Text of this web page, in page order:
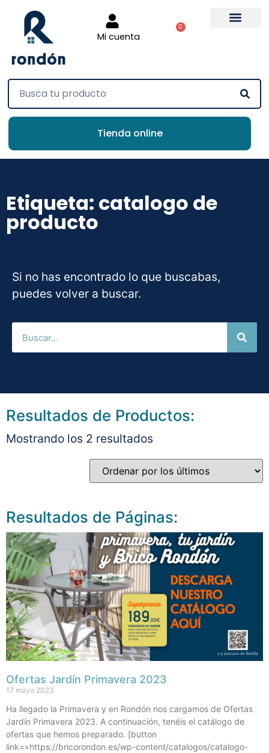
Mi cuenta
0
Tienda online
Etiqueta: catalogo de
producto
Si no has encontrado lo que buscabas,
puedes volver a buscar.
Resultados de Productos:
Mostrando los 2 resultados
Resultados de Páginas:
Ofertas Jardín Primavera 2023
17 mayo 2023
Ha llegado la Primavera y en Rondón nos cargamos de Ofertas
Jardín Primavera 2023. A continuación, tenéis el catálogo de
ofertas que hemos preparado. [button
link=»https://bricorondon.es/wp-content/catalogos/catalogo-